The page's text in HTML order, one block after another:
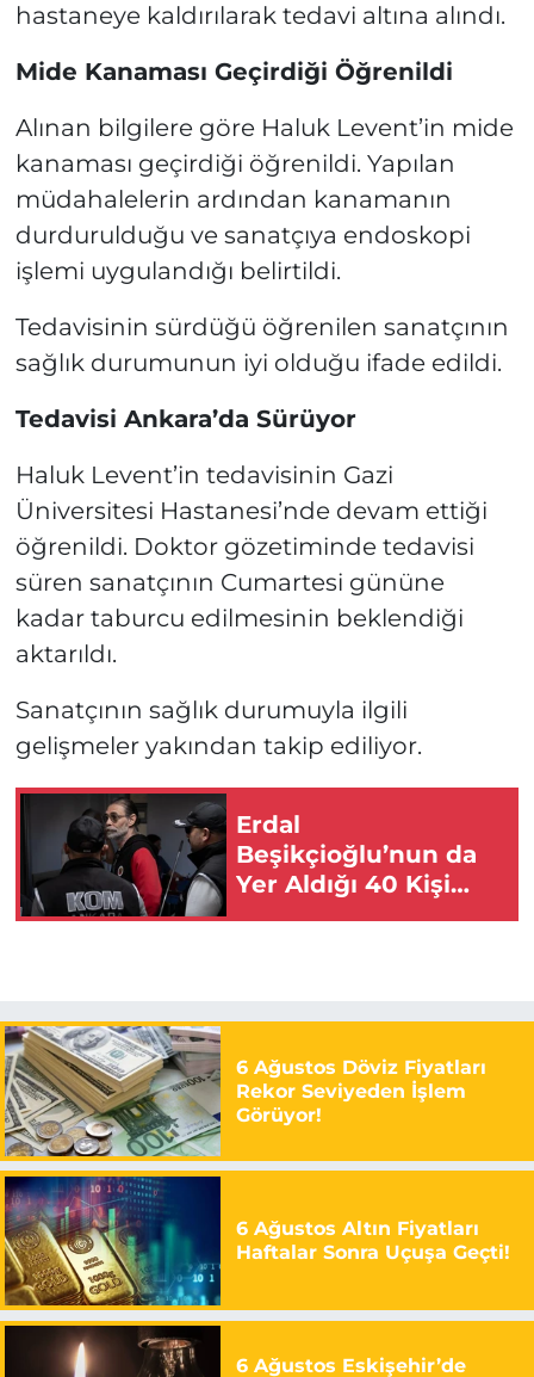
hastaneye kaldırılarak tedavi altına alındı.
Mide Kanaması Geçirdiği Öğrenildi
Alınan bilgilere göre Haluk Levent’in mide
kanaması geçirdiği öğrenildi. Yapılan
müdahalelerin ardından kanamanın
durdurulduğu ve sanatçıya endoskopi
işlemi uygulandığı belirtildi.
Tedavisinin sürdüğü öğrenilen sanatçının
sağlık durumunun iyi olduğu ifade edildi.
Tedavisi Ankara’da Sürüyor
Haluk Levent’in tedavisinin Gazi
Üniversitesi Hastanesi’nde devam ettiği
öğrenildi. Doktor gözetiminde tedavisi
süren sanatçının Cumartesi gününe
kadar taburcu edilmesinin beklendiği
aktarıldı.
Sanatçının sağlık durumuyla ilgili
gelişmeler yakından takip ediliyor.
Erdal
Beşikçioğlu’nun da
Yer Aldığı 40 Kişi
Tutuklandı!
6 Ağustos Döviz Fiyatları
Rekor Seviyeden İşlem
Görüyor!
6 Ağustos Altın Fiyatları
Haftalar Sonra Uçuşa Geçti!
6 Ağustos Eskişehir’de